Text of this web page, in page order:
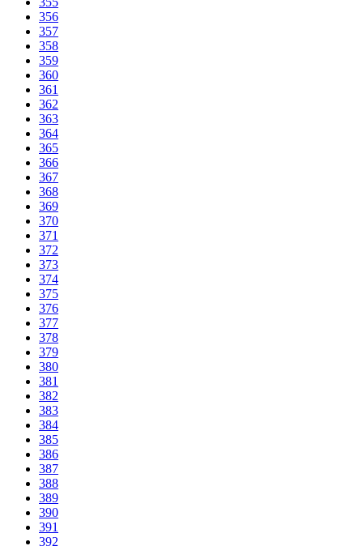
356
357
358
359
360
361
362
363
364
365
366
367
368
369
370
371
372
373
374
375
376
377
378
379
380
381
382
383
384
385
386
387
388
389
390
391
392